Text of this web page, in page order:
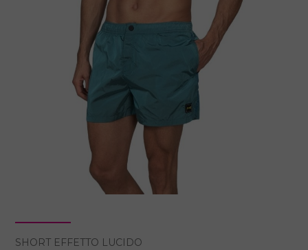
SHORT EFFETTO LUCIDO